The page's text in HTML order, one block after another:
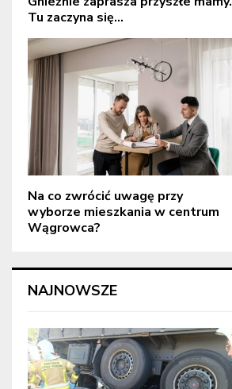
Tu zaczyna się...
Na co zwrócić uwagę przy
wyborze mieszkania w centrum
Wągrowca?
NAJNOWSZE